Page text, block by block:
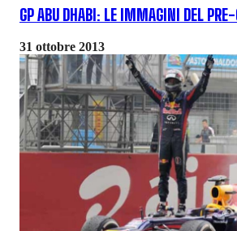
GP ABU DHABI: LE IMMAGINI DEL PRE-
31 ottobre 2013